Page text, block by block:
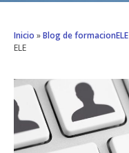
Inicio »Blog de formacionELE
ELE